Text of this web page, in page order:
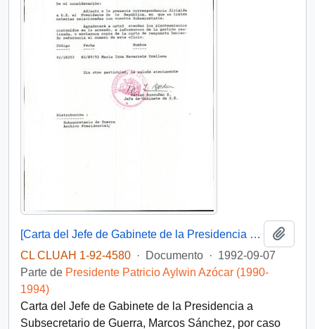
[Carta del Jefe de Gabinete de la Presidencia a Subsecretario de Guerra]
CL CLUAH 1-92-4580 · Documento · 1992-09-07
Parte de Presidente Patricio Aylwin Azócar (1990-
1994)
Carta del Jefe de Gabinete de la Presidencia a
Subsecretario de Guerra, Marcos Sánchez, por caso